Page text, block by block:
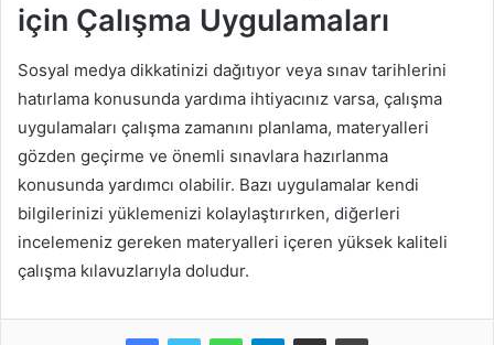
için Çalışma Uygulamaları
Sosyal medya dikkatinizi dağıtıyor veya sınav tarihlerini
hatırlama konusunda yardıma ihtiyacınız varsa, çalışma
uygulamaları çalışma zamanını planlama, materyalleri
gözden geçirme ve önemli sınavlara hazırlanma
konusunda yardımcı olabilir. Bazı uygulamalar kendi
bilgilerinizi yüklemenizi kolaylaştırırken, diğerleri
incelemeniz gereken materyalleri içeren yüksek kaliteli
çalışma kılavuzlarıyla doludur.